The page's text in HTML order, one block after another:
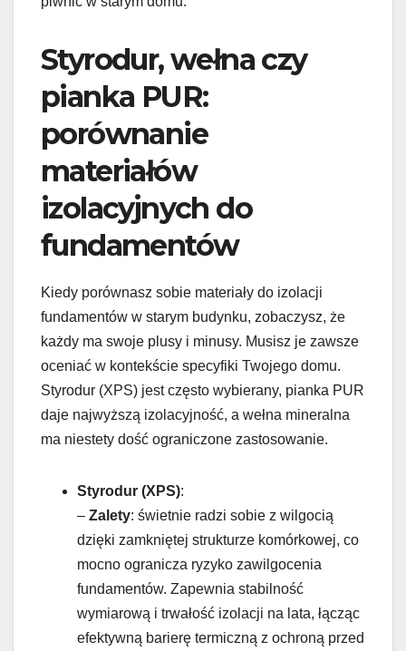
Styrodur, wełna czy
pianka PUR:
porównanie
materiałów
izolacyjnych do
fundamentów
Kiedy porównasz sobie materiały do izolacji
fundamentów w starym budynku, zobaczysz, że
każdy ma swoje plusy i minusy. Musisz je zawsze
oceniać w kontekście specyfiki Twojego domu.
Styrodur (XPS) jest często wybierany, pianka PUR
daje najwyższą izolacyjność, a wełna mineralna
ma niestety dość ograniczone zastosowanie.
Styrodur (XPS):
– Zalety: świetnie radzi sobie z wilgocią
dzięki zamkniętej strukturze komórkowej, co
mocno ogranicza ryzyko zawilgocenia
fundamentów. Zapewnia stabilność
wymiarową i trwałość izolacji na lata, łącząc
efektywną barierę termiczną z ochroną przed